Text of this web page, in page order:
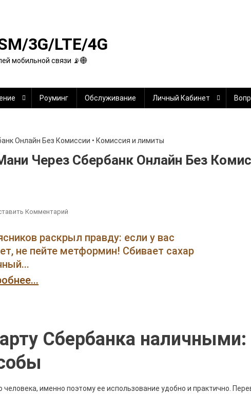
3G/LTE/4G
мобильной связи 📡🌐
Роуминг Обслуживание Личный Кабинет
Через Сбербанк Онлайн Без
Комментарий
Пополнить
Карту
Мани
Комиссия
раскрыл правду: если у вас
не пейте метформин! Сбивает сахар
Сбербанка наличными:
человека, именно поэтому ее использование удобно и практично.